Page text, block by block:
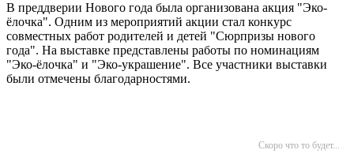
В преддверии Нового года была организована акция "Эко-
ёлочка". Одним из мероприятий акции стал конкурс
совместных работ родителей и детей "Сюрпризы нового
года". На выставке представлены работы по номинациям
"Эко-ёлочка" и "Эко-украшение". Все участники выставки
были отмечены благодарностями.
Скоро что то будет...